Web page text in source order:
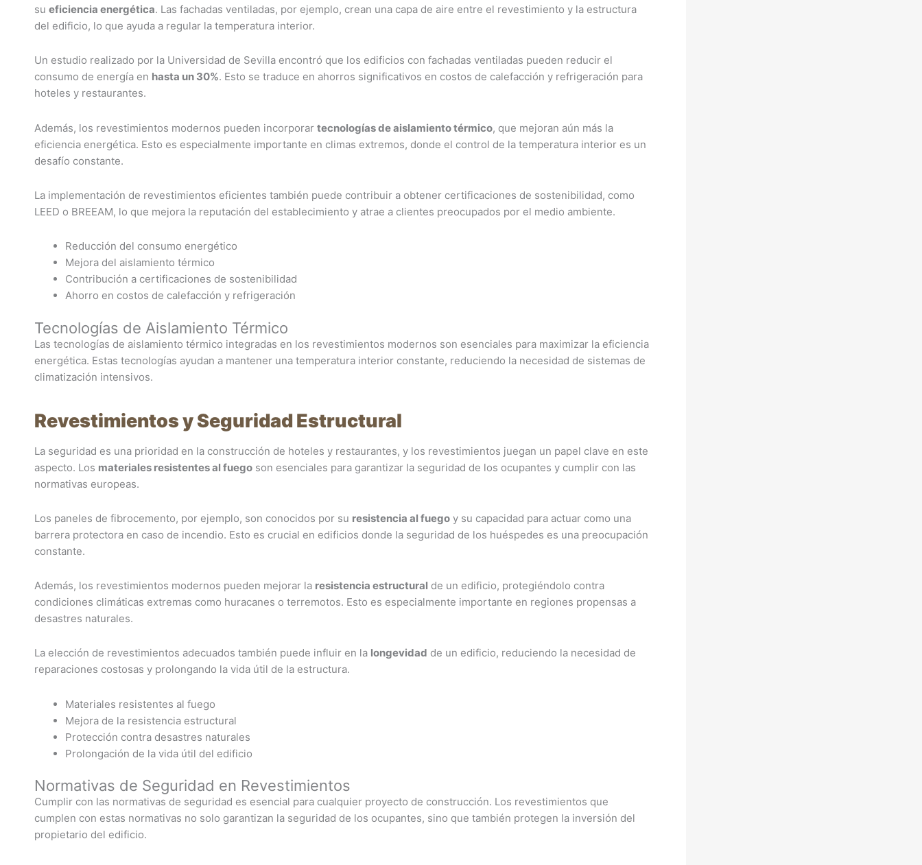
su eficiencia energética. Las fachadas ventiladas, por ejemplo, crean una capa de aire entre el revestimiento y la estructura
del edificio, lo que ayuda a regular la temperatura interior.
Un estudio realizado por la Universidad de Sevilla encontró que los edificios con fachadas ventiladas pueden reducir el
consumo de energía en hasta un 30%. Esto se traduce en ahorros significativos en costos de calefacción y refrigeración para
hoteles y restaurantes.
Además, los revestimientos modernos pueden incorporar tecnologías de aislamiento térmico, que mejoran aún más la
eficiencia energética. Esto es especialmente importante en climas extremos, donde el control de la temperatura interior es un
desafío constante.
La implementación de revestimientos eficientes también puede contribuir a obtener certificaciones de sostenibilidad, como
LEED o BREEAM, lo que mejora la reputación del establecimiento y atrae a clientes preocupados por el medio ambiente.
Reducción del consumo energético
Mejora del aislamiento térmico
Contribución a certificaciones de sostenibilidad
Ahorro en costos de calefacción y refrigeración
Tecnologías de Aislamiento Térmico
Las tecnologías de aislamiento térmico integradas en los revestimientos modernos son esenciales para maximizar la eficiencia
energética. Estas tecnologías ayudan a mantener una temperatura interior constante, reduciendo la necesidad de sistemas de
climatización intensivos.
Revestimientos y Seguridad Estructural
La seguridad es una prioridad en la construcción de hoteles y restaurantes, y los revestimientos juegan un papel clave en este
aspecto. Los materiales resistentes al fuego son esenciales para garantizar la seguridad de los ocupantes y cumplir con las
normativas europeas.
Los paneles de fibrocemento, por ejemplo, son conocidos por su resistencia al fuego y su capacidad para actuar como una
barrera protectora en caso de incendio. Esto es crucial en edificios donde la seguridad de los huéspedes es una preocupación
constante.
Además, los revestimientos modernos pueden mejorar la resistencia estructural de un edificio, protegiéndolo contra
condiciones climáticas extremas como huracanes o terremotos. Esto es especialmente importante en regiones propensas a
desastres naturales.
La elección de revestimientos adecuados también puede influir en la longevidad de un edificio, reduciendo la necesidad de
reparaciones costosas y prolongando la vida útil de la estructura.
Materiales resistentes al fuego
Mejora de la resistencia estructural
Protección contra desastres naturales
Prolongación de la vida útil del edificio
Normativas de Seguridad en Revestimientos
Cumplir con las normativas de seguridad es esencial para cualquier proyecto de construcción. Los revestimientos que
cumplen con estas normativas no solo garantizan la seguridad de los ocupantes, sino que también protegen la inversión del
propietario del edificio.